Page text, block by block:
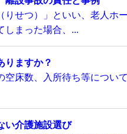
せつ）」といい、老人ホ
しまった場合、...
りますか？
床数、入所待ち等につい
い介護施設選び